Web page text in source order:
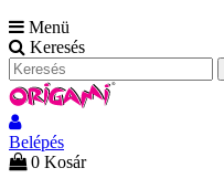
Menü
Keresés
Belépés
0 Kosár